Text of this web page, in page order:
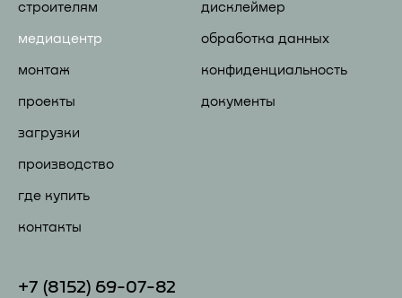
строителям
медиацентр
монтаж
проекты
загрузки
производство
где купить
контакты
дисклеймер
обработка данных
конфиденциальность
документы
+7 (81 52) 69-07-82